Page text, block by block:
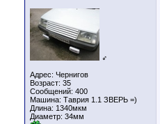
♂
Адрес: Чернигов
Возраст: 35
Сообщений: 400
Машина: Таврия 1.1 ЗВЕРЬ =)
Длина: 1340мкм
Диаметр: 34мм